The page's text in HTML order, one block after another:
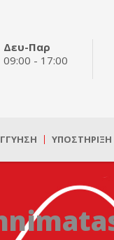
Δευ-Παρ
09:00 - 17:00
ΥΠΟΣΤΉΡΙΞΗ